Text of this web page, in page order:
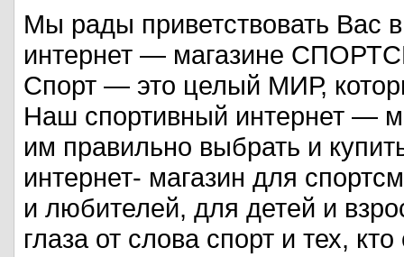
Мы рады приветствовать Вас
интернет — магазине
Спорт — это целый МИР,
Наш спортивный интернет —
им правильно выбрать и
интернет- магазин для
и любителей, для детей и
глаза от слова спорт и тех,